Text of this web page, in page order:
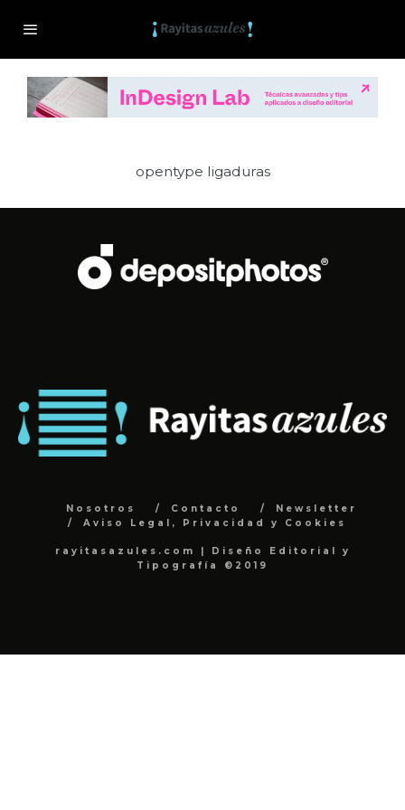
opentype ligaduras
Nosotros Contacto
Newsletter
Aviso Legal, Privacidad y Cookies
rayitasazules.com | Diseño Editorial y
Tipografía ©2019